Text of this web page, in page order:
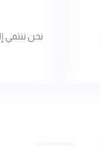
نحن ننتمي